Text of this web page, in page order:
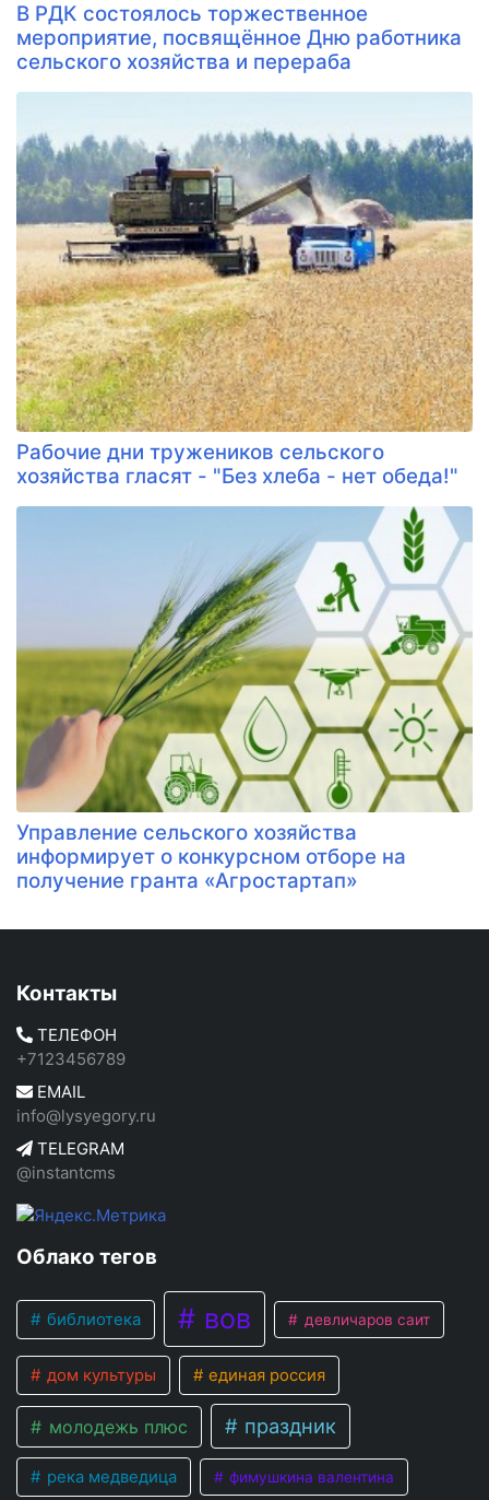
В РДК состоялось торжественное
мероприятие, посвящённое Дню работника
сельского хозяйства и перераба
Рабочие дни тружеников сельского
хозяйства гласят - "Без хлеба - нет обеда!"
Управление сельского хозяйства
информирует о конкурсном отборе на
получение гранта «Агростартап»
Контакты
ТЕЛЕФОН
+7123456789
EMAIL
info@lysyegory.ru
TELEGRAM
@instantcms
Облако тегов
библиотека вов девличаров саит
дом культуры единая россия
молодежь плюс праздник
река медведица фимушкина валентина